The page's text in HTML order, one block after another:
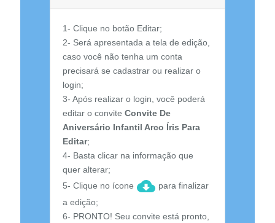
1- Clique no botão Editar;
2- Será apresentada a tela de edição,
caso você não tenha um conta
precisará se cadastrar ou realizar o
login;
3- Após realizar o login, você poderá
editar o convite Convite De
Aniversário Infantil Arco Íris Para
Editar;
4- Basta clicar na informação que
quer alterar;
5- Clique no ícone
para finalizar
a edição;
6- PRONTO! Seu convite está pronto,